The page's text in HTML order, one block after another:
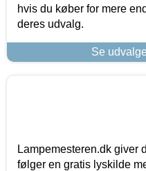
hvis du køber for mere
deres udvalg.
Se
Lampemesteren.dk giver
følger en gratis lyskilde